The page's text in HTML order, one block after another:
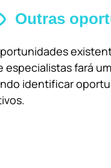
Outras
fará
identificar